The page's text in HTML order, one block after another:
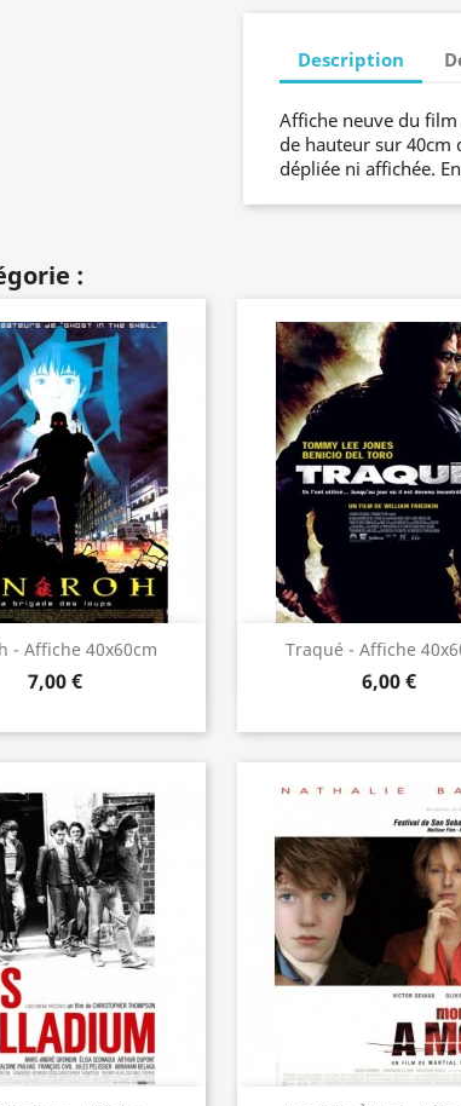
Description
Affiche neuve du film
de hauteur sur 40cm
dépliée ni affichée.
:
- Affiche 40x60cm
7,00 €
Aperçu rapide Traqué - Affiche
6,00 €
Aperçu